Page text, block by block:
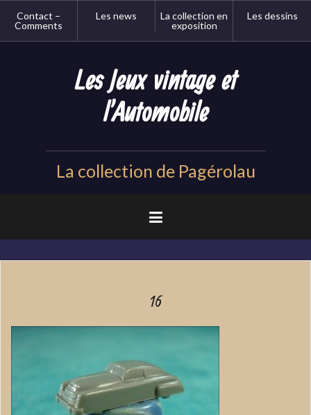
Contact –
Comments
Les news
La collection en
exposition
Les dessins
Les Jeux vintage et
l'Automobile
La collection de Pagérolau
16